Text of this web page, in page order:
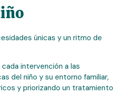
únicas y un ritmo de
intervención a las
del niño y su entorno familiar,
y priorizando un tratamiento